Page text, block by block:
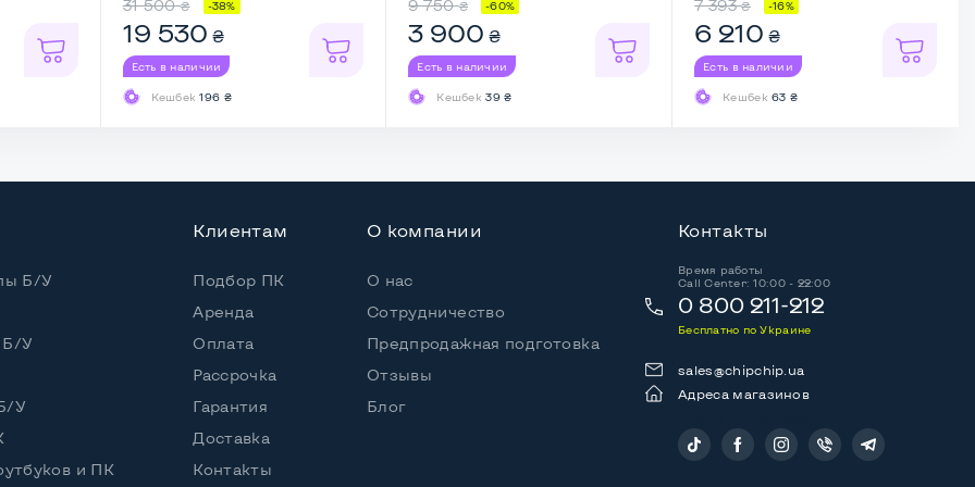
дней)
и сзади
31 500 ₴ -38%
19 530 ₴
Есть в наличии
Кешбек196 ₴
9 750 ₴ -60%
3 900 ₴
Есть в наличии
Кешбек39 ₴
7 393 ₴ -16%
6 210 ₴
Есть в наличии
Кешбек63 ₴
Б/У
Б/У
У
и ПК
Клиентам
Подбор ПК
Аренда
Оплата
Рассрочка
Гарантия
Доставка
Контакты
О компании
О нас
Сотрудничество
Предпродажная подготовка
Отзывы
Блог
Контакты
Время работы
Call Center: 10:00 - 22:00
0 800 211-212
Бесплатно по Украине
sales@chipchip.ua
Адреса магазинов